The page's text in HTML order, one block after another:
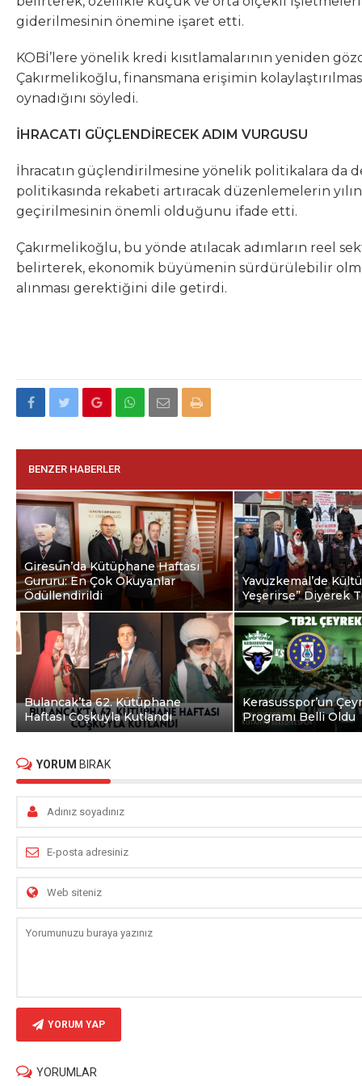
giderilmesinin önemine işaret etti.
KOBİ’lere yönelik kredi kısıtlamalarının yeniden
Çakırmelikoğlu, finansmana erişimin
oynadığını söyledi.
İHRACATI GÜÇLENDİRECEK ADIM VURGUSU
İhracatın güçlendirilmesine yönelik politikalara da
politikasında rekabeti artıracak düzenlemelerin
geçirilmesinin önemli olduğunu ifade etti.
Çakırmelikoğlu, bu yönde atılacak adımların reel
belirterek, ekonomik büyümenin sürdürülebilir
alınması gerektiğini dile getirdi.
BENZER HABERLER
Giresun’da Kütüphane Haftası
Gururu: En Çok Okuyanlar
Ödüllendirildi
Yavuzkemal’de
Yeşerirse” Diyerek
Bulancak’ta 62. Kütüphane
Haftası Coşkuyla Kutlandı
Kerasusspor’un
Programı Belli Oldu
YORUM BIRAK
YORUM YAP
YORUMLAR